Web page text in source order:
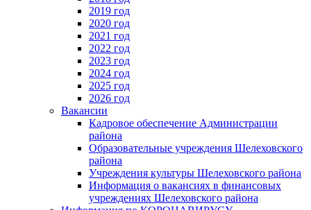
2019 год
2020 год
2021 год
2022 год
2023 год
2024 год
2025 год
2026 год
Вакансии
Кадровое обеспечение Администрации
района
Образовательные учреждения Шелеховского
района
Учреждения культуры Шелеховского района
Информация о вакансиях в финансовых
учреждениях Шелеховского района